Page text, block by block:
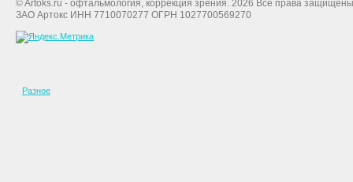
© Artoks.ru - офтальмология, коррекция зрения. 2026 Все права
ЗАО Артокс ИНН 7710070277 ОГРН 1027700569270
Разное